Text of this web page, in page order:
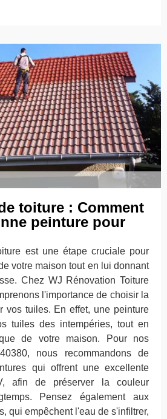
toiture : Comment
peinture pour
est une étape cruciale pour
votre maison tout en lui donnant
Chez WJ Rénovation Toiture
l'importance de choisir la
vos tuiles. En effet, une peinture
tuiles des intempéries, tout en
de votre maison. Pour nos
nous recommandons de
qui offrent une excellente
afin de préserver la couleur
Pensez également aux
qui empêchent l'eau de s'infiltrer,